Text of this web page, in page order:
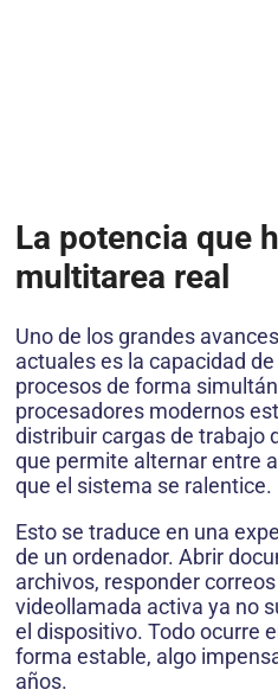
La potencia que
multitarea real
Uno de los grandes
actuales es la capacidad
procesos de forma
procesadores modernos
distribuir cargas de trabajo
que permite alternar entre
que el sistema se ralentice.
Esto se traduce en una
de un ordenador. Abrir
archivos, responder
videollamada activa ya no
el dispositivo. Todo ocurre
forma estable, algo
años.